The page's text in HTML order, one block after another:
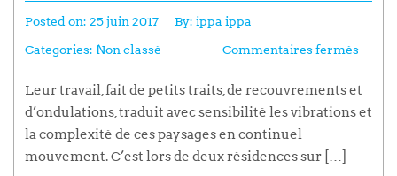
Posted on: 25 juin 2017 By: ippa ippa
Categories: Non classé Commentaires fermés
Leur travail, fait de petits traits, de recouvrements et
d’ondulations, traduit avec sensibilité les vibrations et
la complexité de ces paysages en continuel
mouvement. C’est lors de deux résidences sur […]